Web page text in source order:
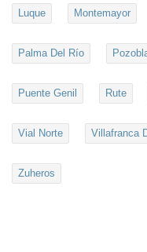
Luque Montemayor
Palma Del Río
Puente Genil Rute
Vial Norte Villafranca
Zuheros